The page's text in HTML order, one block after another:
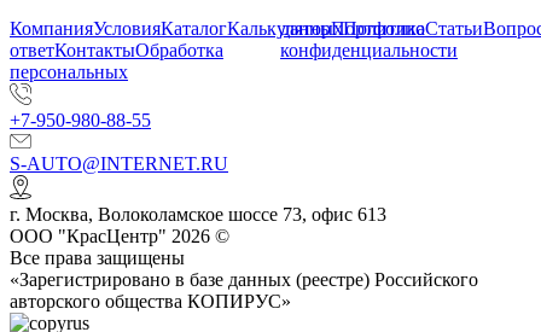
КомпанияУсловияКаталогКалькуляторПортфолиоСтатьи
ответКонтактыОбработка
персональных
данныхПолитика
конфиденциальности
+7-950-980-88-55
S-AUTO@INTERNET.RU
г. Москва, Волоколамское шоссе 73, офис 613
ООО "КрасЦентр" 2026 ©
Все права защищены
«Зарегистрировано в базе данных (реестре) Российского
авторского общества КОПИРУС»